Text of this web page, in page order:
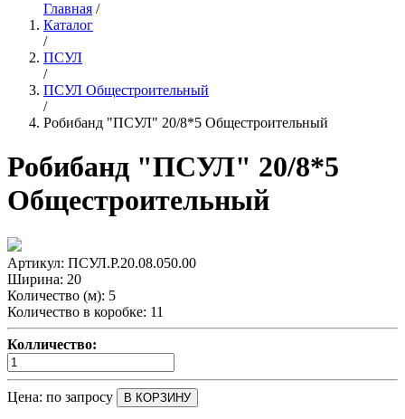
Главная /
Каталог
/
ПСУЛ
/
ПСУЛ Общестроительный
/
Робибанд "ПСУЛ" 20/8*5 Общестроительный
Робибанд "ПСУЛ" 20/8*5
Общестроительный
Артикул: ПСУЛ.Р.20.08.050.00
Ширина: 20
Количество (м): 5
Количество в коробке: 11
Колличество:
Цена: по запросу В КОРЗИНУ